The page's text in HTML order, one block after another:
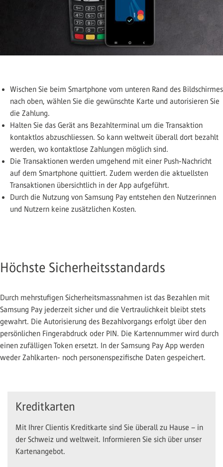
Wischen Sie beim Smartphone vom unteren Rand des Bildschirmes
nach oben, wählen Sie die gewünschte Karte und autorisieren Sie
die Zahlung.
Halten Sie das Gerät ans Bezahlterminal um die Transaktion
kontaktlos abzuschliessen. So kann weltweit überall dort bezahlt
werden, wo kontaktlose Zahlungen möglich sind.
Die Transaktionen werden umgehend mit einer Push-Nachricht
auf dem Smartphone quittiert. Zudem werden die aktuellsten
Transaktionen übersichtlich in der App aufgeführt.
Durch die Nutzung von Samsung Pay entstehen den Nutzerinnen
und Nutzern keine zusätzlichen Kosten.
Höchste Sicherheitsstandards
Durch mehrstufigen Sicherheitsmassnahmen ist das Bezahlen mit
Samsung Pay jederzeit sicher und die Vertraulichkeit bleibt stets
gewahrt. Die Autorisierung des Bezahlvorgangs erfolgt über den
persönlichen Fingerabdruck oder PIN. Die Kartennummer wird durch
einen zufälligen Token ersetzt. In der Samsung Pay App werden
weder Zahlkarten- noch personenspezifische Daten gespeichert.
Kreditkarten
Mit Ihrer Clientis Kreditkarte sind Sie überall zu Hause – in
der Schweiz und weltweit. Informieren Sie sich über unser
Kartenangebot.